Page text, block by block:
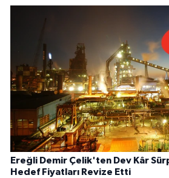
Ereğli Demir Çelik'ten Dev Kâr
Hedef Fiyatları Revize Etti